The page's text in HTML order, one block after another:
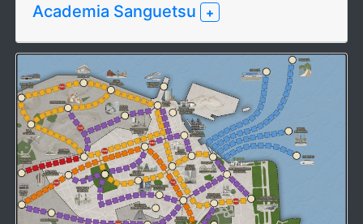
Academia Sanguetsu +